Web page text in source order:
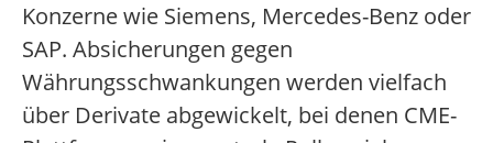
Konzerne wie Siemens, Mercedes-Benz oder
SAP. Absicherungen gegen
Währungsschwankungen werden vielfach
über Derivate abgewickelt, bei denen CME-